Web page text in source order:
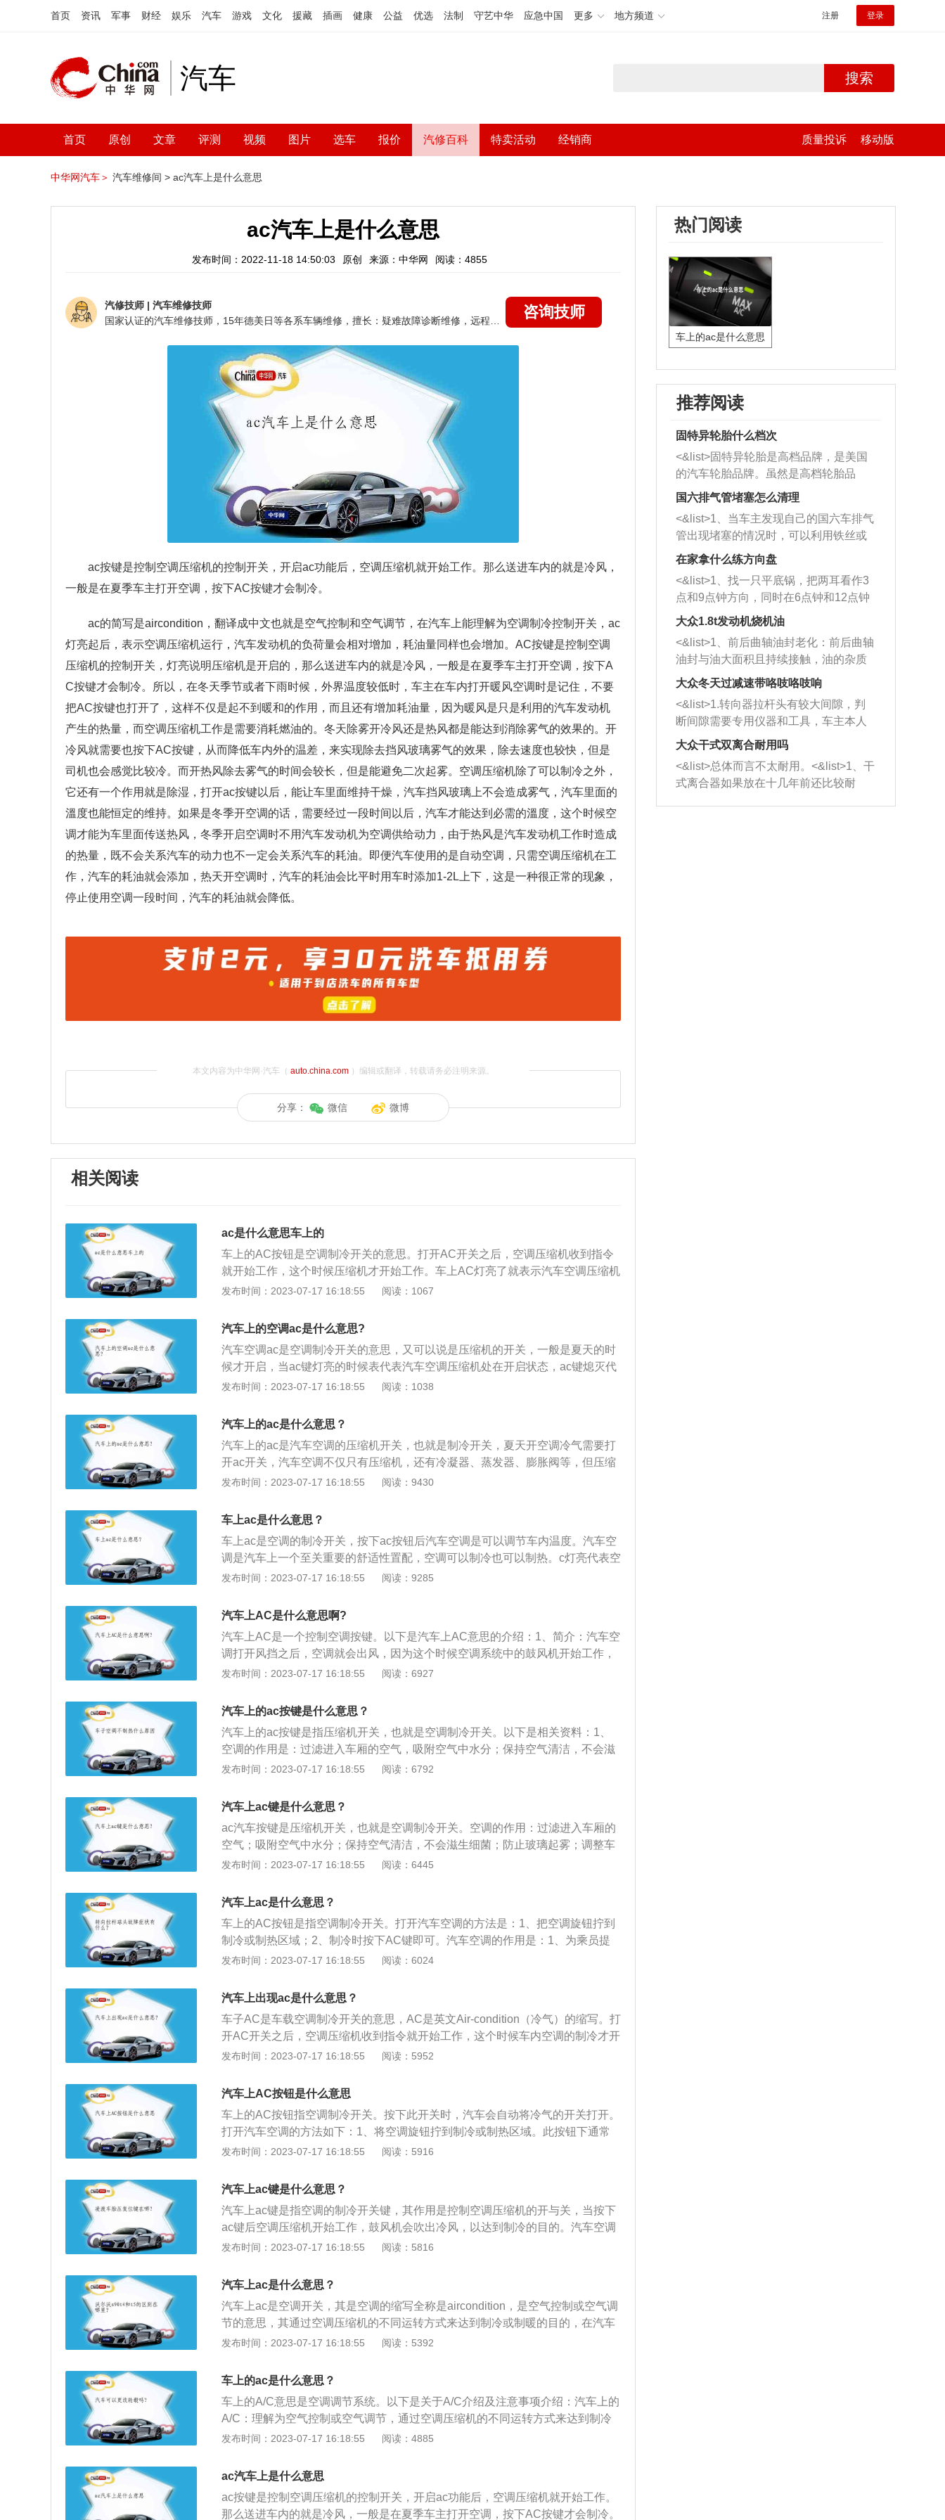
首页 资讯 军事 财经 娱乐 汽车 游戏 文化 援藏 插画 健康 公益 优选 法制 守艺中华 应急中国 更多 地方频道 注册 登录
汽车 搜索
首页 原创 文章 评测 视频 图片 选车 报价 汽修百科 特卖活动 经销商 质量投诉 移动版
中华网汽车＞ 汽车维修间 > ac汽车上是什么意思
ac汽车上是什么意思
发布时间：2022-11-18 14:50:03 原创 来源：中华网 阅读：4855
汽修技师 | 汽车维修技师
咨询技师
ac按键是控制空调压缩机的控制开关，开启ac功能后，空调压缩机就开始工作。那么送进车内的就是冷风，
一般是在夏季车主打开空调，按下AC按键才会制冷。
ac的简写是aircondition，翻译成中文也就是空气控制和空气调节，在汽车上能理解为空调制冷控制开关，ac
灯亮起后，表示空调压缩机运行，汽车发动机的负荷量会相对增加，耗油量同样也会增加。AC按键是控制空调
压缩机的控制开关，灯亮说明压缩机是开启的，那么送进车内的就是冷风，一般是在夏季车主打开空调，按下A
C按键才会制冷。所以，在冬天季节或者下雨时候，外界温度较低时，车主在车内打开暖风空调时是记住，不要
把AC按键也打开了，这样不仅是起不到暖和的作用，而且还有增加耗油量，因为暖风是只是利用的汽车发动机
产生的热量，而空调压缩机工作是需要消耗燃油的。冬天除雾开冷风还是热风都是能达到消除雾气的效果的。开
冷风就需要也按下AC按键，从而降低车内外的温差，来实现除去挡风玻璃雾气的效果，除去速度也较快，但是
司机也会感觉比较冷。而开热风除去雾气的时间会较长，但是能避免二次起雾。空调压缩机除了可以制冷之外，
它还有一个作用就是除湿，打开ac按键以后，能让车里面维持干燥，汽车挡风玻璃上不会造成雾气，汽车里面的
溫度也能恒定的维持。如果是冬季开空调的话，需要经过一段时间以后，汽车才能达到必需的溫度，这个时候空
调才能为车里面传送热风，冬季开启空调时不用汽车发动机为空调供给动力，由于热风是汽车发动机工作时造成
的热量，既不会关系汽车的动力也不一定会关系汽车的耗油。即便汽车使用的是自动空调，只需空调压缩机在工
作，汽车的耗油就会添加，热天开空调时，汽车的耗油会比平时用车时添加1-2L上下，这是一种很正常的现象，
停止使用空调一段时间，汽车的耗油就会降低。
本文内容为中华网·汽车（ auto.china.com）编辑或翻译，转载请务必注明来源。
分享： 微信 微博
相关阅读
ac是什么意思车上的
车上的AC按钮是空调制冷开关的意思。打开AC开关之后，空调压缩机收到指令
就开始工作，这个时候压缩机才开始工作。车上AC灯亮了就表示汽车空调压缩机
制冷正在运行工作的意思。现在的汽车空调分为手动空调和自动空调，无论是手
光线传感器和多个车内温度传感器自动选择和打开或关闭各不同位置出风口、自
动调节风量、自动打开、关闭AC开关，保证车内恒温，非常舒适。而手动空调，
出风口的风量，温度都需要自己调节，一般车内是不会达到恒温的。在夏天炎热
的天气下，需要打开AC键，这时车内的压缩机就会启动工作，吹出冷风。冬季使
用空调暖风时，AC灯亮对制热没有任何帮助，反而会因压缩机运转产生不必要的
风产生任何影响。
发布时间：2023-07-17 16:18:55 阅读：1067
汽车上的空调ac是什么意思?
汽车空调ac是空调制冷开关的意思，又可以说是压缩机的开关，一般是夏天的时
候才开启，当ac键灯亮的时候表代表汽车空调压缩机处在开启状态，ac键熄灭代
表汽车空调压缩机处在关闭状态。ac的英文是aircondition，可以理解为空气调节
此有制冷和制暖双重意思，但汽车上的车载空调制热主要是靠发动机的热量实现
的，所以ac只有制冷一种意思。汽车空调ac还有一个作用，那就是提高除雾的速
度，当冬天开启除雾的时候，ac也会自动开启，原理其实就是当ac启动后，压缩
机开始工作，这个时候蒸发器芯体就会和空调内部的空气进行热交换，让蒸发器
表面形成冷凝水，降低空气湿度，从而实现快速除雾。
发布时间：2023-07-17 16:18:55 阅读：1038
汽车上的ac是什么意思？
汽车上的ac是汽车空调的压缩机开关，也就是制冷开关，夏天开空调冷气需要打
开ac开关，汽车空调不仅只有压缩机，还有冷凝器、蒸发器、膨胀阀等，但压缩
机是制冷系统重要也是主要的部件之一，起着压缩和输送制冷剂蒸汽的作用。汽
不需要压缩机，暖风是依靠发动机工作时产生的温度来供热，所以需要等水箱的
温度上来了才能供暖，通常车辆行驶一段就离后水箱的温度就会上升，车辆可以
正常行驶的时候就可以开启空调了。
发布时间：2023-07-17 16:18:55 阅读：9430
车上ac是什么意思？
车上ac是空调的制冷开关，按下ac按钮后汽车空调是可以调节车内温度。汽车空
调是汽车上一个至关重要的舒适性置配，空调可以制冷也可以制热。c灯亮代表空
调压缩机启动，发动机负荷增加，油耗增加，ac灯不亮则表示压缩机没有工作。
自动选择和打开或关闭各不同位置出风口、自动调节风量、自动打开、关闭ac开
关，保证车内恒温。
发布时间：2023-07-17 16:18:55 阅读：9285
汽车上AC是什么意思啊?
汽车上AC是一个控制空调按键。以下是汽车上AC意思的介绍：1、简介：汽车空
调打开风挡之后，空调就会出风，因为这个时候空调系统中的鼓风机开始工作，
所以有风吹出，但是空调制冷的系统还没有启动，因为空调压缩机还没有开始工
载电脑会发出信号给空调压缩机，空调压缩机收到指令就开始工作，这个时候汽
车空调的制冷才开始工作。
发布时间：2023-07-17 16:18:55 阅读：6927
汽车上的ac按键是什么意思？
汽车上的ac按键是指压缩机开关，也就是空调制冷开关。以下是相关资料：1、
空调的作用是：过滤进入车厢的空气，吸附空气中水分；保持空气清洁，不会滋
生细菌；防止玻璃起雾，调整车厢温度。2、使用空调时应注意：温度不要太
调。3、空调的保养方法是：及时清理空调出风口；及时保养空调冷凝器；及时
清洗或更换空调滤芯。
发布时间：2023-07-17 16:18:55 阅读：6792
汽车上ac键是什么意思？
ac汽车按键是压缩机开关，也就是空调制冷开关。空调的作用：过滤进入车厢的
空气；吸附空气中水分；保持空气清洁，不会滋生细菌；防止玻璃起雾；调整车
厢温度。空调的保养：及时清理空调出风口；及时保养空调冷凝器；及时清洗或
向、避免长时间使用、适当开启大风量和低速行驶关空调。
发布时间：2023-07-17 16:18:55 阅读：6445
汽车上ac是什么意思？
车上的AC按钮是指空调制冷开关。打开汽车空调的方法是：1、把空调旋钮拧到
制冷或制热区域；2、制冷时按下AC键即可。汽车空调的作用是：1、为乘员提
供舒适的乘坐环境，减少旅途疲劳；2、为驾驶员创造良好的工作条件，确保安
用于把汽车车厢内的温度、湿度、空气清洁度及空气流动调整和控制在较佳状
态。2、汽车空调是由制冷系统、供暖系统、空气净化装置、控制系统组成。
发布时间：2023-07-17 16:18:55 阅读：6024
汽车上出现ac是什么意思？
车子AC是车载空调制冷开关的意思，AC是英文Air-condition（冷气）的缩写。打
开AC开关之后，空调压缩机收到指令就开始工作，这个时候车内空调的制冷才开
始工作。当天气热需要降温时，把AC按键按下去，车内的温度就会慢慢降低。以
蒸发器、风机及必要的控制部件构成，用于调节车内温度、湿度，给乘员提供舒
适环境的空调系统。2、工作原理：当压缩机工作时，压缩机吸入从蒸发器出来
的低温低压的气态制冷剂，经压缩，制冷剂的温度和压力升高，并被送入冷凝
器。在冷凝器内，高温高压的气态制冷剂把热量传递给经过冷凝器的车外空气而
液化，变成液体。液态制冷剂流经节流装置时，温度和压力降低，并进入蒸发
发，变成气体。气体又被压缩机吸入进行下一轮循环。这样，通过制冷剂在系统
内的循环，不断吸收车内空气的热量并排到车外空气中，使车内空气的温度逐渐
下降。
发布时间：2023-07-17 16:18:55 阅读：5952
汽车上AC按钮是什么意思
车上的AC按钮指空调制冷开关。按下此开关时，汽车会自动将冷气的开关打开。
打开汽车空调的方法如下：1、将空调旋钮拧到制冷或制热区域。此按钮下通常
会有一个显示灯，当显示灯亮起时，表示开关已经开启。2、制冷时按下AC键。
开始运作。汽车空调的作用如下：1、为乘员提供舒适的乘坐环境，减少旅途疲
劳。2、为驾驶员创造良好的工作条件，确保安全行车。
发布时间：2023-07-17 16:18:55 阅读：5916
汽车上ac键是什么意思？
汽车上ac键是指空调的制冷开关键，其作用是控制空调压缩机的开与关，当按下
ac键后空调压缩机开始工作，鼓风机会吹出冷风，以达到制冷的目的。汽车空调
是由压缩机、冷凝器、节流元件、蒸发器、风机、控制部件构成，其是用于调节
1、使用空调前检查空调系统部件是否良好；2、定期清洁和更换空调滤清器和清
洗冷凝器。
发布时间：2023-07-17 16:18:55 阅读：5816
汽车上ac是什么意思？
汽车上ac是空调开关，其是空调的缩写全称是aircondition，是空气控制或空气调
节的意思，其通过空调压缩机的不同运转方式来达到制冷或制暖的目的，在汽车
上，车载空调的制暖是通过发动机冷却水的热量和玻璃加热丝的热量来完成的。
整和控制在较好的状态，为乘员提供舒适的乘坐环境，减少旅途疲劳；2、为驾
驶员创造良好的工作条件，对确保安全行车起到重要作用的通风装置。
发布时间：2023-07-17 16:18:55 阅读：5392
车上的ac是什么意思？
车上的A/C意思是空调调节系统。以下是关于A/C介绍及注意事项介绍：汽车上的
A/C：理解为空气控制或空气调节，通过空调压缩机的不同运转方式来达到制冷
或制暖，因此有制冷和制暖的双重含义。按下A/C按钮后，空调开始按照设定温
做法应该是先打开车窗，打开空调的外循环模式，将车内的热气排出，等待几分
钟之后，再打开A/C开关，将循环模式设置为内循环即可。汽车上的A/C的注意事
项：夏天车上空调一定要开A/C，否则吹出来的风也不是冷气。要想夏天车内温
发布时间：2023-07-17 16:18:55 阅读：4885
ac汽车上是什么意思
ac按键是控制空调压缩机的控制开关，开启ac功能后，空调压缩机就开始工作。
那么送进车内的就是冷风，一般是在夏季车主打开空调，按下AC按键才会制冷。
热门阅读
车上的ac是什么意思
推荐阅读
固特异轮胎什么档次
<&list>固特异轮胎是高档品牌，是美国
的汽车轮胎品牌。虽然是高档轮胎品
牌，但是中高低端的轮胎都有生产，这
也是为了更好的开拓市场。
国六排气管堵塞怎么清理
<&list>1、当车主发现自己的国六车排气
管出现堵塞的情况时，可以利用铁丝或
者是细棍，直接将杂物给取出来，如果
堵塞情况比较严重，也可以采取应急措
施。 <&list>2、直接利用木棍将所有的
杂物推到排气管里面的位置处，然后将
三元催化器拆解开，就可以将堵塞的东
西取出来。但如果是因为积碳过多引起
的堵塞，就需要将三元催化器泡在草酸
洗剂对堵塞的情况得到解决，将清洗剂
放在燃油箱中，与燃油混合后，车辆启
动时，就可以和汽油一起进入到燃烧
室，最后形成废气排出，就可以让三元
催化器得到清洗，排气管堵塞的情况就
能够得到解决。
在家拿什么练方向盘
<&list>1、找一只平底锅，把两耳看作3
点和9点钟方向，同时在6点钟和12点钟
方向做一个标记。 <&list>2、双手握住
一圈半的练习，往右同样也要打相同的
圈数。 <&list>3、最后强调要反复练
习，这样就可以形成肌肉记忆，在真实
驾驶车辆时，不需要记忆也能打好方
向。
大众1.8t发动机烧机油
<&list>1、前后曲轴油封老化：前后曲轴
油封与油大面积且持续接触，油的杂质
和发动机内持续温度变化使其密封效果
逐渐减弱，导致渗油或漏油。<&list>2、
活塞间隙过大：积碳会使活塞环与缸体
的间隙扩大，导致机油流入燃烧室中，
造成烧机油。<&list>3、机油粘度。使用
机油粘度过小的话，同样会有烧机油现
象，机油粘度过小具有很好的流动性，
大众冬天过减速带咯吱咯吱响
<&list>1.转向器拉杆头有较大间隙，判
断间隙需要专用仪器和工具，车主本人
无法制作，需要将车辆送到修理厂或4s
店；<&list>2.车辆半轴套管防尘罩破
裂，破裂后会出现漏油现象，使半轴磨
损严重，磨损的半轴容易损坏，产生异
响；<&list>3.稳定器的转向胶套和球头
大众干式双离合耐用吗
<&list>总体而言不太耐用。<&list>1、干
式离合器如果放在十几年前还比较耐